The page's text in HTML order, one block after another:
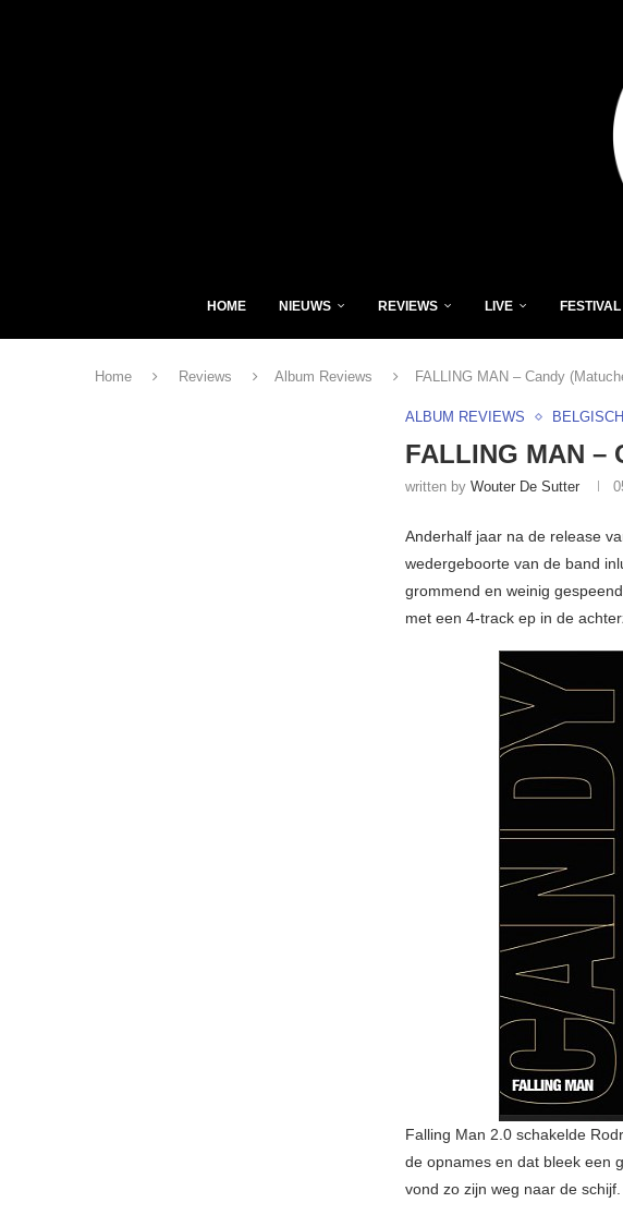
HOME NIEUWS REVIEWS LIVE FESTIVAL
Home Reviews Album Reviews FALLING MAN – Candy
ALBUM REVIEWS BELGISCH
FALLING MAN –
written by Wouter De Sutter
Anderhalf jaar na de release
wedergeboorte van de band
grommend en weinig
met een 4-track ep in de
Falling Man 2.0 schakelde
de opnames en dat bleek een
vond zo zijn weg naar de